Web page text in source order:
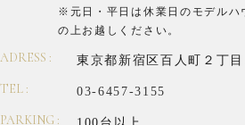
※元日・平日は休業日のモデルハ
の上お越しください。
ADRESS : 東京都新宿区百人町２丁目
TEL : 03-6457-3155
PARKING :